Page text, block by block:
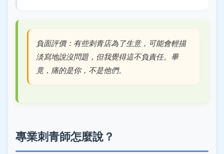
負面評價：有些刺青店為了生意，可能會輕描
淡寫地說沒問題，但我覺得這不負責任。畢
竟，痛的是你，不是他們。
專業刺青師怎麼說？